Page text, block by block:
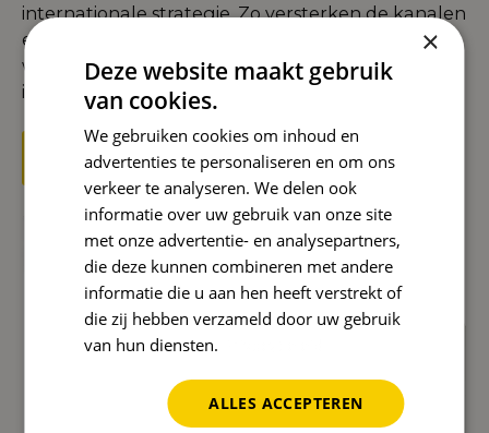
internationale strategie. Zo versterken de kanalen
elkaar en bouwen we aan een fundament
waarmee je bedrijf online zichtbaar blijft en
internationaal kan doorgroeien.
Start nu met een SEO strategie
×
Deze website maakt gebruik
van cookies.
We gebruiken cookies om inhoud en
advertenties te personaliseren en om ons
verkeer te analyseren. We delen ook
informatie over uw gebruik van onze site
met onze advertentie- en analysepartners,
die deze kunnen combineren met andere
informatie die u aan hen heeft verstrekt of
die zij hebben verzameld door uw gebruik
van hun diensten.
ALLES ACCEPTEREN